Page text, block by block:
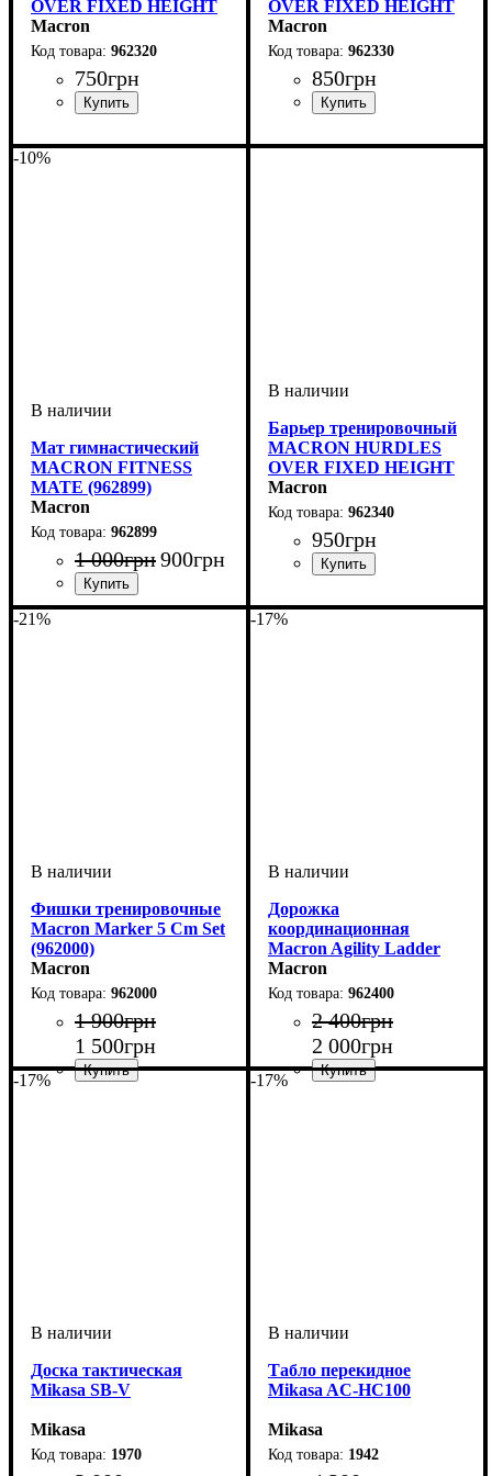
OVER FIXED HEIGHT
20 (962320)
Macron
962320
750грн
OVER FIXED HEIGHT
30 (962330)
Macron
962330
850грн
-10%
Мат гимнастический
MACRON FITNESS
MATE (962899)
Macron
962899
1 000грн900грн
Пол: Унисекс
Производитель: Macron
Цвет: Синий
Барьер тренировочный
MACRON HURDLES
OVER FIXED HEIGHT
40 (962340)
Macron
962340
950грн
-21%
Фишки тренировочные
Macron Marker 5 Cm Set
(962000)
Macron
962000
1 900грн
1 500грн
Пол
Производитель
Цвет
-17%
Дорожка
координационная
Macron Agility Ladder
(962400)
Macron
962400
2 400грн
2 000грн
Пол
Производитель
Цвет
-17%
Доска тактическая
Mikasa SB-V
Mikasa
1970
-17%
Табло перекидное
Mikasa AC-HC100
Mikasa
1942